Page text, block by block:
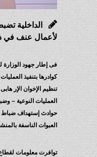
الداخلية
لأعمال عنف في ذكرى
فى إطار جهود الوزارة
كوادرها بتنفيذ
تنظيم الإخوان الإر
العمليات النوعية –
حوادث إستهداف ضباط
العبوات الناسفة
توافرت معلومات